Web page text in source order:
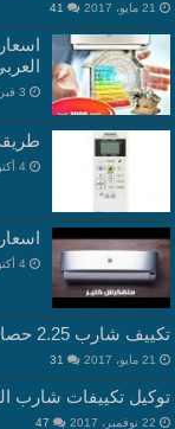
21 مايو، 2017 41
3 فبراير، 2018
4 أكتوبر، 2017
4 أكتوبر، 2017
تكييف شارب 2.25 حصان انفرتر بارد-ساخن
21 مايو، 2017 31
توكيل تكييفات شارب
22 نوفمبر، 2017 47